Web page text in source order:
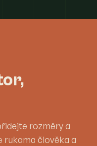
rozměry a
člověka a